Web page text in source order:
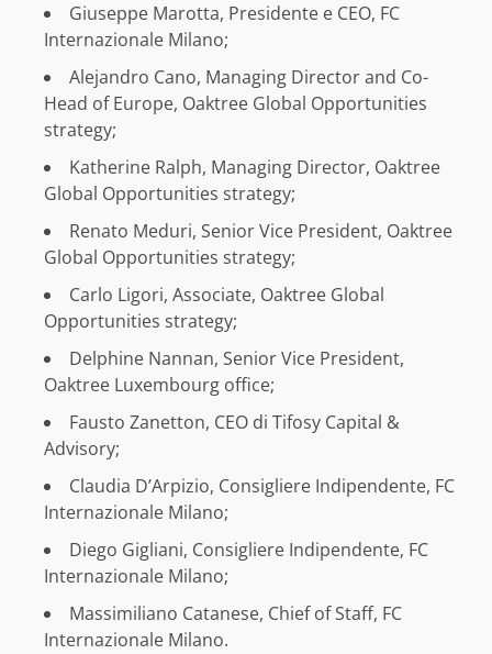
Giuseppe Marotta, Presidente e CEO, FC
Internazionale Milano;
Alejandro Cano, Managing Director and Co-
Head of Europe, Oaktree Global Opportunities
strategy;
Katherine Ralph, Managing Director, Oaktree
Global Opportunities strategy;
Renato Meduri, Senior Vice President, Oaktree
Global Opportunities strategy;
Carlo Ligori, Associate, Oaktree Global
Opportunities strategy;
Delphine Nannan, Senior Vice President,
Oaktree Luxembourg office;
Fausto Zanetton, CEO di Tifosy Capital &
Advisory;
Claudia D’Arpizio, Consigliere Indipendente, FC
Internazionale Milano;
Diego Gigliani, Consigliere Indipendente, FC
Internazionale Milano;
Massimiliano Catanese, Chief of Staff, FC
Internazionale Milano.